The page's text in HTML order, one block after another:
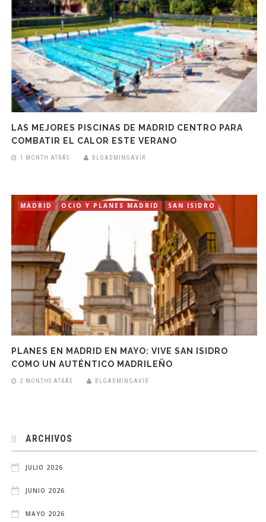
LAS MEJORES PISCINAS DE MADRID CENTRO PARA
COMBATIR EL CALOR ESTE VERANO
1 MONTH ATRÁS BLGADMINGAVIR
MADRID OCIO Y PLANES MADRID SAN ISIDRO
PLANES EN MADRID EN MAYO: VIVE SAN ISIDRO
COMO UN AUTÉNTICO MADRILEÑO
2 MONTHS ATRÁS BLGADMINGAVIR
ARCHIVOS
JULIO 2026
JUNIO 2026
MAYO 2026